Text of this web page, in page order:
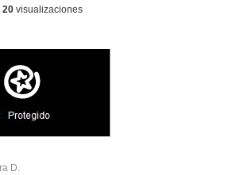
20 visualizaciones
D.